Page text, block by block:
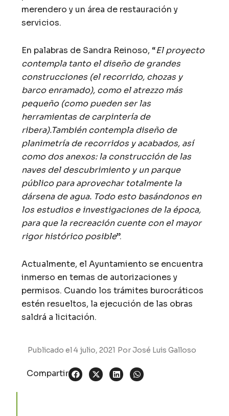
merendero y un área de restauración y
servicios.
En palabras de Sandra Reinoso, “El proyecto
contempla tanto el diseño de grandes
construcciones (el recorrido, chozas y
barco enramado), como el atrezzo más
pequeño (como pueden ser las
herramientas de carpintería de
ribera).También contempla diseño de
planimetría de recorridos y acabados, así
como dos anexos: la construcción de las
naves del descubrimiento y un parque
público para aprovechar totalmente la
dársena de agua. Todo esto basándonos en
los estudios e investigaciones de la época,
para que la recreación cuente con el mayor
rigor histórico posible”.
Actualmente, el Ayuntamiento se encuentra
inmerso en temas de autorizaciones y
permisos. Cuando los trámites burocráticos
estén resueltos, la ejecución de las obras
saldrá a licitación.
Publicado el4 julio, 2021 PorJosé Luis Galloso
Compartir